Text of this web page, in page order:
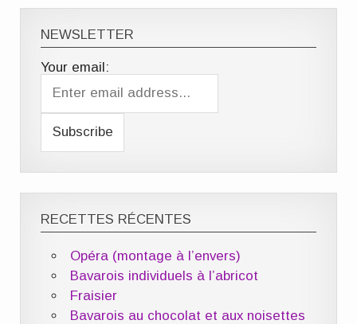
NEWSLETTER
Your email:
RECETTES RÉCENTES
Opéra (montage à l’envers)
Bavarois individuels à l’abricot
Fraisier
Bavarois au chocolat et aux noisettes